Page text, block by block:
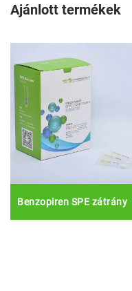
Ajánlott termékek
Benzopiren SPE zátrány